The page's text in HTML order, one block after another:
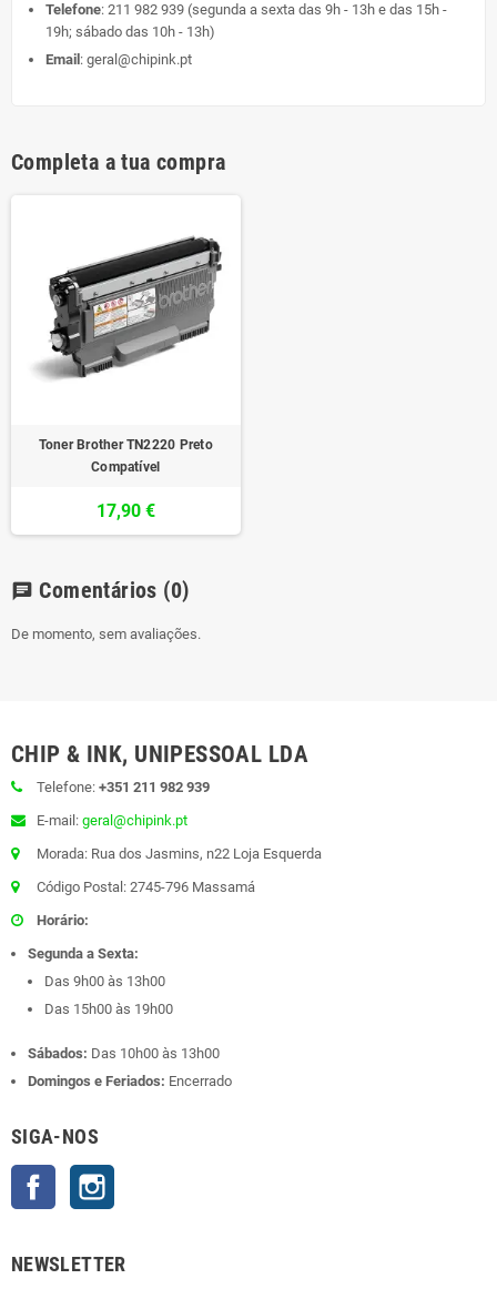
Telefone: 211 982 939 (segunda a sexta das 9h - 13h e das 15h -
19h; sábado das 10h - 13h)
Email : geral@chipink.pt
Completa a tua compra
Toner Brother TN2220 Preto
Compatível
17,90 €
chat Comentários (0)
De momento, sem avaliações.
CHIP & INK, UNIPESSOAL LDA
Telefone: +351 211 982 939
E-mail: geral@chipink.pt
Morada: Rua dos Jasmins, n22 Loja Esquerda
Código Postal: 2745-796 Massamá
Horário:
Segunda a Sexta:
Das 9h00 às 13h00
Das 15h00 às 19h00
Sábados: Das 10h00 às 13h00
Domingos e Feriados: Encerrado
SIGA-NOS
Facebook
NEWSLETTER